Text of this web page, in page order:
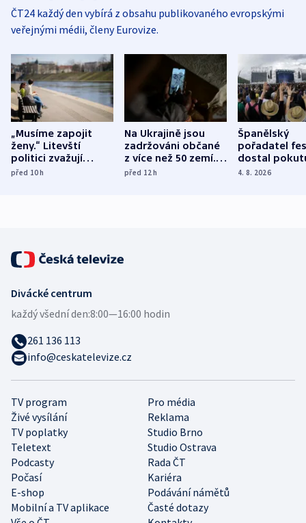
ČT24 každý den vybírá z obsahu publikovaného evropskými
veřejnými médii, členy Eurovize.
„Musíme zapojit
ženy.“ Litevští
politici zvažují
dohodu o
před 10h
Na Ukrajině jsou
zadržováni občané
z více než 50 zemí.
Bojovali na straně
před 12h
Španělský
pořadatel
dostal
nekalé
4. 8. 2026
TV program
Pro média
Živé vysílání
Reklama
TV poplatky
Studio Brno
Teletext
Studio Ostrava
Podcasty
Rada ČT
Počasí
Kariéra
E-shop
Podávání námětů
Mobilní a TV aplikace
Časté dotazy
Divácké centrum
každý všední den:8:00—16:00 hodin
261 136 113
info@ceskatelevize.cz